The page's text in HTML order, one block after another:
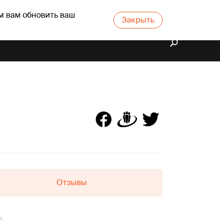
вам обновить ваш Закрыть
Отзывы